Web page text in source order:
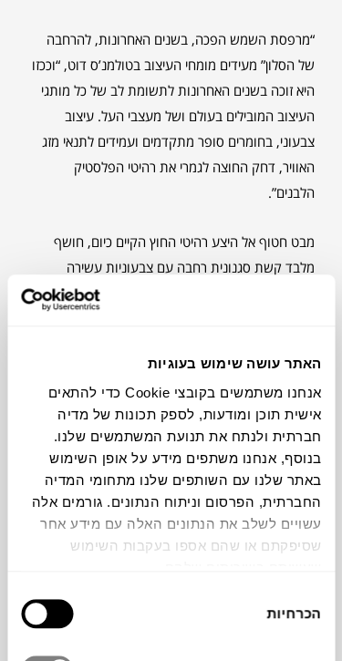
האתר עושה שימוש בעוגיות
אנחנו משתמשים בקובצי Cookie כדי להתאים
אישית תוכן ומודעות, לספק תכונות של מדיה
חברתית ולנתח את תנועת המשתמשים שלנו.
בנוסף, אנחנו משתפים מידע על אופן השימוש
באתר שלנו עם השותפים שלנו מתחומי המדיה
החברתית, הפרסום וניתוח הנתונים. גורמים אלה
עשויים לשלב את הנתונים האלה עם מידע אחר
שסיפקתם או שהם אספו בעקבות השימוש
הסכמה
הכרחיות
“מרפסת השמש הפכה, בשנים האחרונות, להרחבה
של הסלון” מעידים מומחי העיצוב בטולמנ’ס דוט, “וככזו
היא זוכה בשנים האחרונות לתשומת לב של כל מותגי
העיצוב המובילים בעולם ושל מעצבי העל. עיצוב
צבעוני, בחומרים סופר מתקדמים ועמידים לתנאי מזג
האוויר, דחק החוצה לגמרי את רהיטי הפלסטיק
הלבנים”.
מבט חטוף אל היצע רהיטי החוץ הקיים כיום, חושף
מלבד קשת סגנונית רחבה עם צבעוניות עשירה
וחומריות מגוונת, גם פתרונות אחסון יצירתיים של
כסאות נערמים MONTMARTRE של המותג
FERMOB